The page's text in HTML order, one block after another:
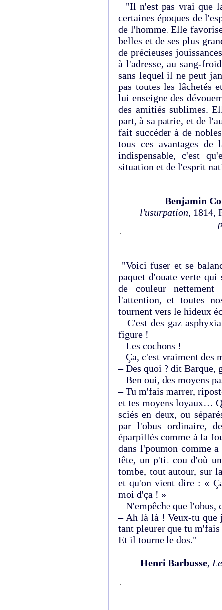
"Il n'est pas vrai que
certaines époques de
de l'homme. Elle
belles et de ses plus
de précieuses
à l'adresse, au sang-
sans lequel il ne peut
pas toutes les lâchetés
lui enseigne des
des amitiés sublimes.
part, à sa patrie, et de
fait succéder à de
tous ces avantages de
indispensable, c'est
situation et de l'esprit
Benjamin
l'usurpation, 1814,
"Voici fuser et se
paquet d'ouate verte qui
de couleur
l'attention, et toutes
tournent vers le hideux
– C'est des gaz
figure !
– Les cochons !
– Ça, c'est vraiment des
– Des quoi ? dit Barque,
– Ben oui, des moyens
– Tu m'fais marrer,
et tes moyens loyaux…
sciés en deux, ou
par l'obus ordinaire,
éparpillés comme à la
dans l'poumon comme
tête, un p'tit cou d'où
tombe, tout autour, sur
et qu'on vient dire : «
moi d'ça ! »
– N'empêche que
– Ah là là ! Veux-tu que
tant pleurer que tu
Et il tourne le dos."
Henri Barbusse,